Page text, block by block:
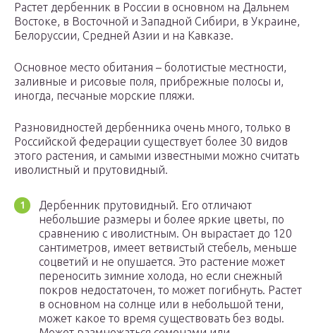
Растет дербенник в России в основном на Дальнем
Востоке, в Восточной и Западной Сибири, в Украине,
Белоруссии, Средней Азии и на Кавказе.
Основное место обитания – болотистые местности,
заливные и рисовые поля, прибрежные полосы и,
иногда, песчаные морские пляжи.
Разновидностей дербенника очень много, только в
Российской федерации существует более 30 видов
этого растения, и самыми известными можно считать
иволистный и прутовидный.
Дербенник прутовидный. Его отличают
небольшие размеры и более яркие цветы, по
сравнению с иволистным. Он вырастает до 120
сантиметров, имеет ветвистый стебель, меньше
соцветий и не опушается. Это растение может
переносить зимние холода, но если снежный
покров недостаточен, то может погибнуть. Растет
в основном на солнце или в небольшой тени,
может какое то время существовать без воды.